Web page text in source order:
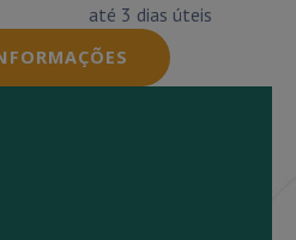
até 3 dias úteis